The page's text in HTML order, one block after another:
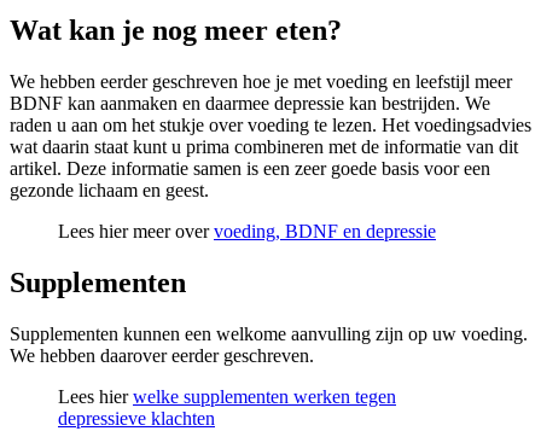
Wat kan je nog meer eten?
We hebben eerder geschreven hoe je met voeding en leefstijl meer
BDNF kan aanmaken en daarmee depressie kan bestrijden. We
raden u aan om het stukje over voeding te lezen. Het voedingsadvies
wat daarin staat kunt u prima combineren met de informatie van dit
artikel. Deze informatie samen is een zeer goede basis voor een
gezonde lichaam en geest.
Lees hier meer overvoeding, BDNF en depressie
Supplementen
Supplementen kunnen een welkome aanvulling zijn op uw voeding.
We hebben daarover eerder geschreven.
Lees hierwelke supplementen werken tegen
depressieve klachten